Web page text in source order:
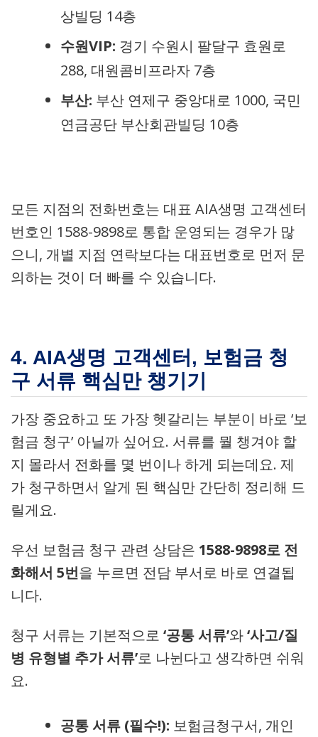
상빌딩 14층
수원VIP: 경기 수원시 팔달구 효원로
288, 대원콤비프라자 7층
부산: 부산 연제구 중앙대로 1000, 국민
연금공단 부산회관빌딩 10층
모든 지점의 전화번호는 대표 AIA생명 고객센터
번호인 1588-9898로 통합 운영되는 경우가 많
으니, 개별 지점 연락보다는 대표번호로 먼저 문
의하는 것이 더 빠를 수 있습니다.
4. AIA생명 고객센터, 보험금 청
구 서류 핵심만 챙기기
가장 중요하고 또 가장 헷갈리는 부분이 바로 ‘보
험금 청구’ 아닐까 싶어요. 서류를 뭘 챙겨야 할
지 몰라서 전화를 몇 번이나 하게 되는데요. 제
가 청구하면서 알게 된 핵심만 간단히 정리해 드
릴게요.
우선 보험금 청구 관련 상담은 1588-9898로 전
화해서 5번을 누르면 전담 부서로 바로 연결됩
니다.
청구 서류는 기본적으로 ‘공통 서류’와‘사고/질
병 유형별 추가 서류’로 나뉜다고 생각하면 쉬워
요.
공통 서류 (필수!): 보험금청구서, 개인